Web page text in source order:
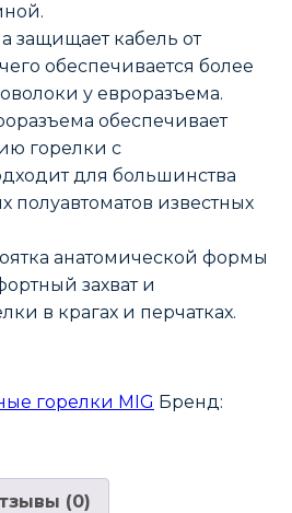
защищает кабель от
обеспечивается более
у евроразъема.
обеспечивает
горелки с
для большинства
полуавтоматов известных
анатомической формы
захват и
в крагах и перчатках.
горелки MIG Бренд:
(0)